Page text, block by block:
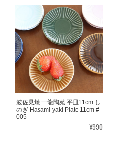
波佐見焼 一龍陶苑 平皿11cm し
のぎ Hasami-yaki Plate 11cm #
005
¥990